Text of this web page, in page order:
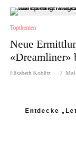
Topthemen
Neue
«Dreamliner»
Elisabeth Koblitz · 7. Mai
Entdecke